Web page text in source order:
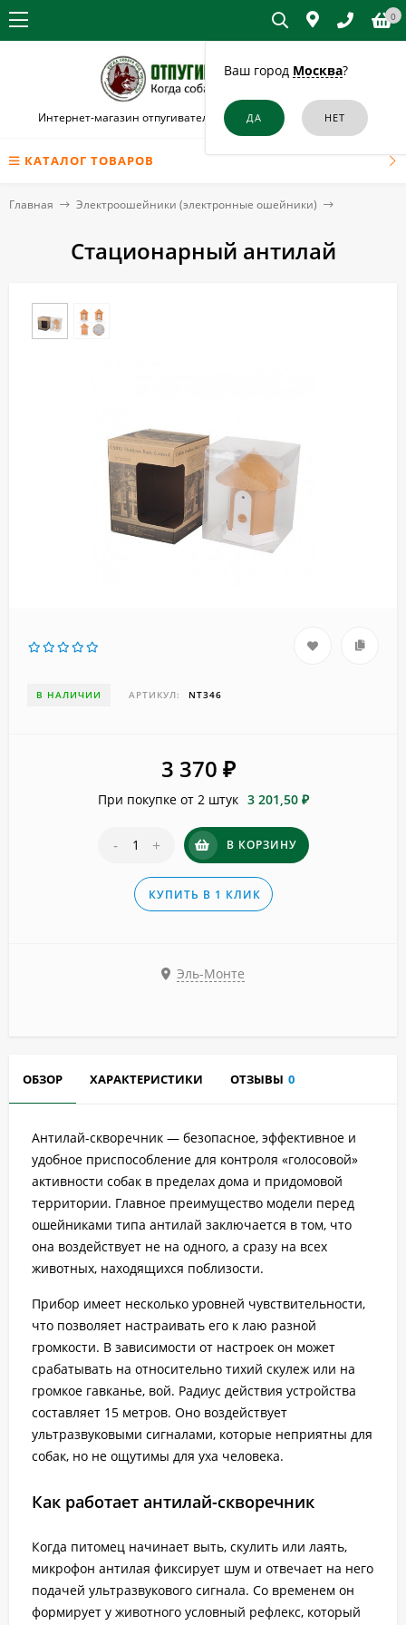
Ваш город Москва?
0
Интернет-магазин отпугивателей собак и кошек в Воткинске
КАТАЛОГ ТОВАРОВ
Главная Электроошейники (электронные ошейники)
Стационарный антилай
В НАЛИЧИИ АРТИКУЛ: NT346
3 370 ₽
При покупке от 2 штук 3 201,50 ₽
- + В КОРЗИНУ
КУПИТЬ В 1 КЛИК
Эль-Монте
ОБЗОР ХАРАКТЕРИСТИКИ ОТЗЫВЫ 0
Антилай-скворечник — безопасное, эффективное и
удобное приспособление для контроля «голосовой»
активности собак в пределах дома и придомовой
территории. Главное преимущество модели перед
ошейниками типа антилай заключается в том, что
она воздействует не на одного, а сразу на всех
животных, находящихся поблизости.
Прибор имеет несколько уровней чувствительности,
что позволяет настраивать его к лаю разной
громкости. В зависимости от настроек он может
срабатывать на относительно тихий скулеж или на
громкое гавканье, вой. Радиус действия устройства
составляет 15 метров. Оно воздействует
ультразвуковыми сигналами, которые неприятны для
собак, но не ощутимы для уха человека.
Как работает антилай-скворечник
Когда питомец начинает выть, скулить или лаять,
микрофон антилая фиксирует шум и отвечает на него
подачей ультразвукового сигнала. Со временем он
формирует у животного условный рефлекс, который